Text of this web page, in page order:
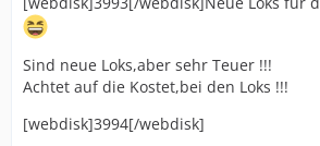
Sind neue Loks,aber sehr Teuer !!!
Achtet auf die Kostet,bei den Loks !!!
[webdisk]3994[/webdisk]